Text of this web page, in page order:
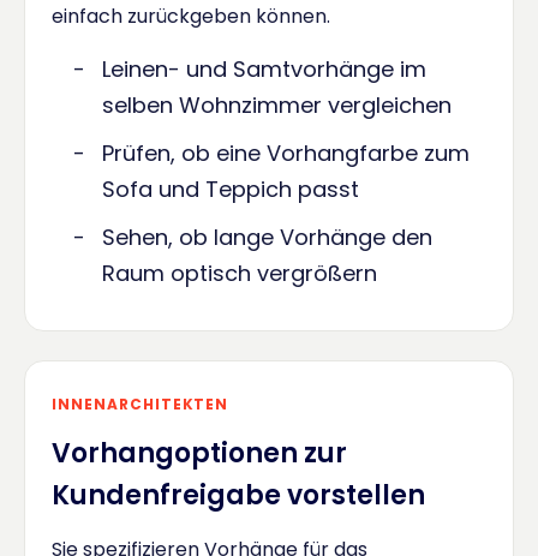
einfach zurückgeben können.
Leinen- und Samtvorhänge im
selben Wohnzimmer vergleichen
Prüfen, ob eine Vorhangfarbe zum
Sofa und Teppich passt
Sehen, ob lange Vorhänge den
Raum optisch vergrößern
INNENARCHITEKTEN
Vorhangoptionen zur
Kundenfreigabe vorstellen
Sie spezifizieren Vorhänge für das